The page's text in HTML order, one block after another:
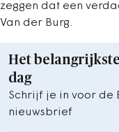
zeggen dat een
Van der Burg.
Het
dag
Schrijf je in voor de
nieuwsbrief